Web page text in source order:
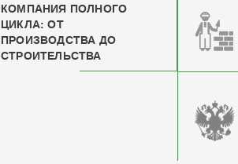
КОМПАНИЯ ПОЛНОГО
ЦИКЛА: ОТ
ПРОИЗВОДСТВА ДО
СТРОИТЕЛЬСТВА